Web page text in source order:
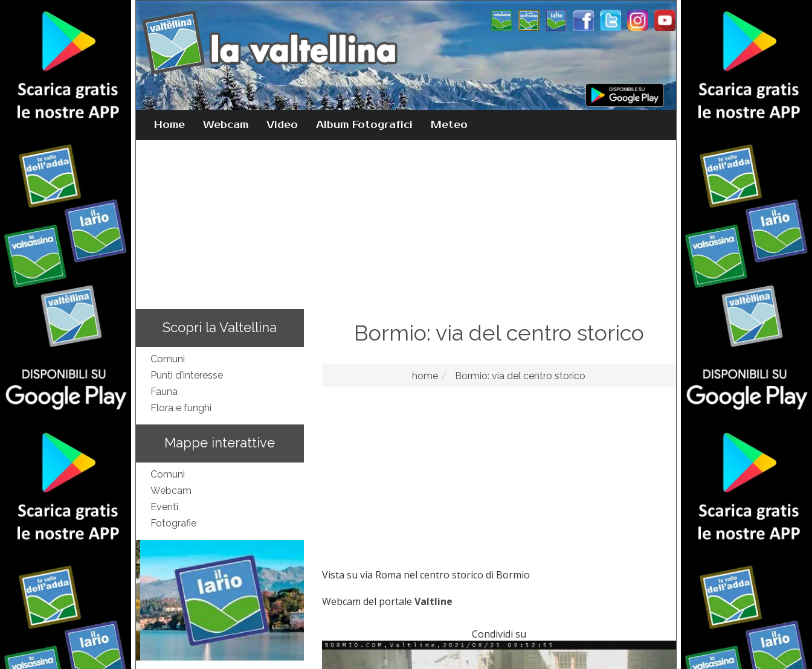
Home Webcam Video Album Fotografici Meteo
Scopri la Valtellina
Comuni
Punti d'interesse
Fauna
Flora e funghi
Mappe interattive
Comuni
Webcam
Eventi
Fotografie
Bormio: via del centro storico
home Bormio: via del centro storico
Vista su via Roma nel centro storico di Bormio
Webcam del portale Valtline
Condividi su